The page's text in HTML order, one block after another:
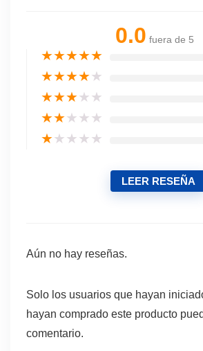
0.0 fuera de 5
★★★★★
★★★★★
★★★★★
★★★★★
★★★★★
LEER RESEÑA
Aún no hay reseñas.
Solo los usuarios que hayan
hayan comprado este producto
comentario.